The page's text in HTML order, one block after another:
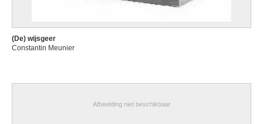
(De) wijsgeer
Constantin Meunier
Afbeelding niet beschikbaar